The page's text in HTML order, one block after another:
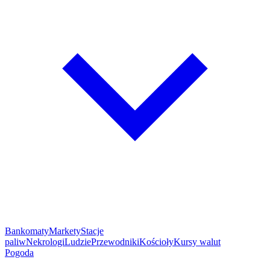
BankomatyMarketyStacje
paliwNekrologiLudziePrzewodnikiKościołyKursy walut
Pogoda